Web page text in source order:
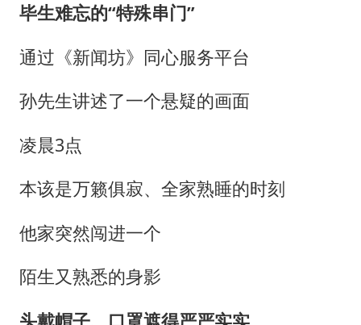
毕生难忘的“特殊串门”
通过《新闻坊》同心服务平台
孙先生讲述了一个悬疑的画面
凌晨3点
本该是万籁俱寂、全家熟睡的时刻
他家突然闯进一个
陌生又熟悉的身影